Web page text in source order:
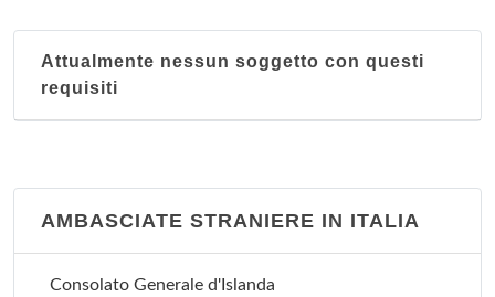
Attualmente nessun soggetto con questi
requisiti
AMBASCIATE STRANIERE IN ITALIA
Consolato Generale d'Islanda